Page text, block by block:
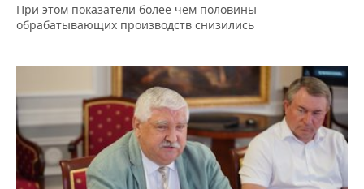
При этом показатели более чем половины
обрабатывающих производств снизились